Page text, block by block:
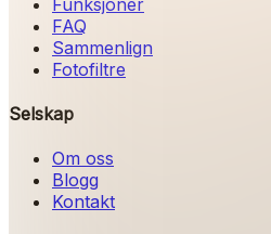
FAQ
Sammenlign
Fotofiltre
Selskap
Om oss
Blogg
Kontakt